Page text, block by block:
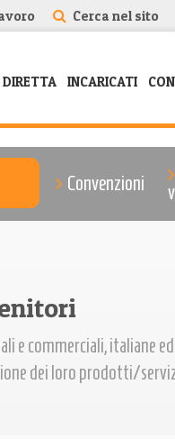
Cerca nel sito
INCARICATI
Convenzioni
e commerciali, italiane
dei loro prodotti/